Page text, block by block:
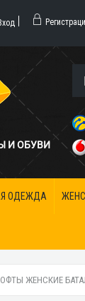
И ОБУВИ
ОДЕЖДА
ЖЕНСКИЕ